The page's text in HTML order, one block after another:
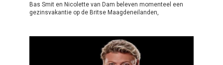
Bas Smit en Nicolette van Dam beleven momenteel een
gezinsvakantie op de Britse Maagdeneilanden,